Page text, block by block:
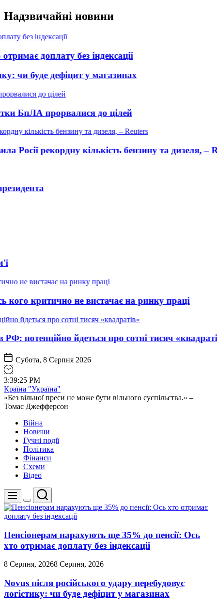
Перейти
до
Надзвичайні новини
без індексації
у магазинах
до цілей
кількість бензину та дизеля, – Reuters
не вистачає на ринку праці
йдеться про сотні тисяч «квадратів»
Цим
Субота, 8 Серпня 2026
3:39:27 PM
Країна "Україна"
«Без вільної преси не може бути вільного суспільства.» –
Томас Джефферсон
Війна
Новини
Гучні події
Політика
Фінанси
Схеми
Відео
Меню
Перемикач
кольорового
режиму
Пошук
Пенсіонерам нарахують ще 35% до пенсії: Ось
хто отримає доплату без індексації
8 Серпня, 20268 Серпня, 2026
Novus після російського удару перебудовує
логістику: чи буде дефіцит у магазинах